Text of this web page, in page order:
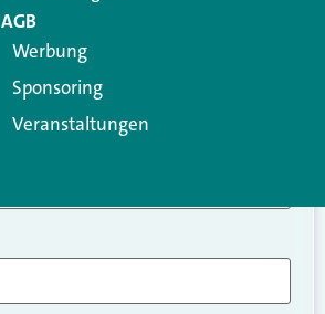
AGB
Werbung
Sponsoring
Veranstaltungen